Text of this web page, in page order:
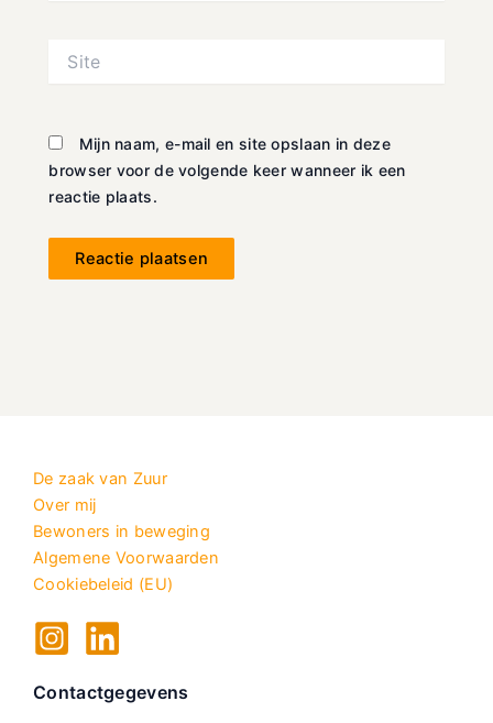
Mijn naam, e-mail en site opslaan in deze
browser voor de volgende keer wanneer ik een
reactie plaats.
De zaak van Zuur
Over mij
Bewoners in beweging
Algemene Voorwaarden
Cookiebeleid (EU)
Contactgegevens